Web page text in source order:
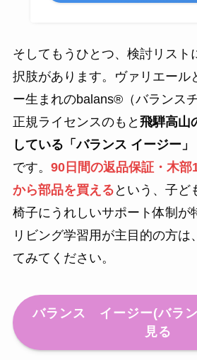
そしてもうひとつ、検討リスト
択肢があります。ヴァリエール
ー生まれのbalans®（バランス
正規ライセンスのもと 飛騨高山
している「バランス イージー」
です。 90日間の返品保証・木部
から部品を買える という、子ど
椅子にうれしいサポート体制が
リビング学習用が主目的の方は
てみてください。
バランス イージー(バラ
見る